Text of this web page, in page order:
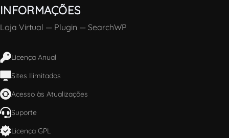
INFORMAÇÕES
Loja Virtual — Plugin — SearchWP
Licença Anual
Sites Ilimitados
Acesso às Atualizações
Suporte
Licença GPL